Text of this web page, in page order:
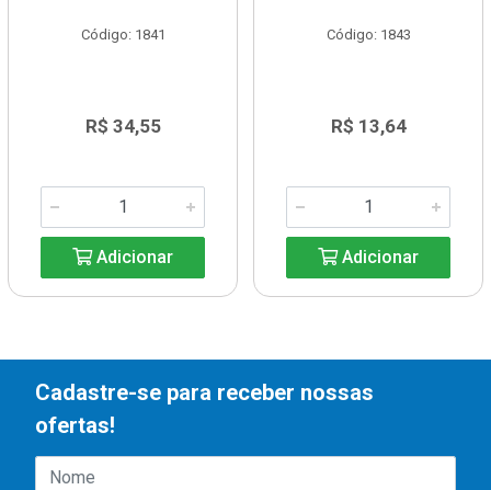
Código: 1841
R$ 34,55
Adicionar
Código: 1843
R$ 13,64
Adicionar
Cadastre-se para receber nossas
ofertas!